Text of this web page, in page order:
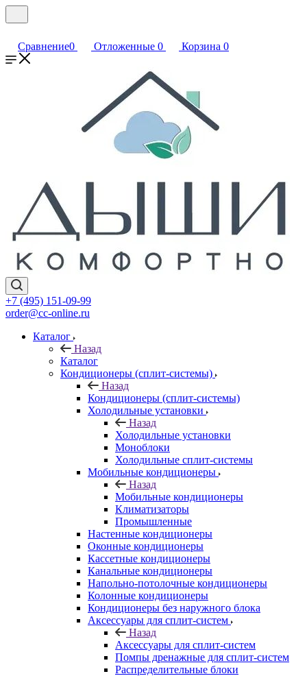
Сравнение0 Отложенные 0 Корзина 0
+7 (495) 151-09-99
order@cc-online.ru
Каталог
Назад
Каталог
Кондиционеры (сплит-системы)
Назад
Кондиционеры (сплит-системы)
Холодильные установки
Назад
Холодильные установки
Моноблоки
Холодильные сплит-системы
Мобильные кондиционеры
Назад
Мобильные кондиционеры
Климатизаторы
Промышленные
Настенные кондиционеры
Оконные кондиционеры
Кассетные кондиционеры
Канальные кондиционеры
Напольно-потолочные кондиционеры
Колонные кондиционеры
Кондиционеры без наружного блока
Аксессуары для сплит-систем
Назад
Аксессуары для сплит-систем
Помпы дренажные для сплит-систем
Распределительные блоки